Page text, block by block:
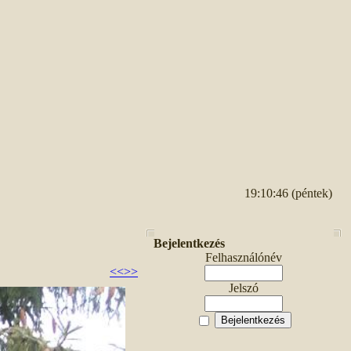
19:10:46 (péntek)
<<>>
Bejelentkezés
Felhasználónév
Jelszó